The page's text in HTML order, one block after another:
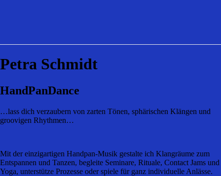
Petra Schmidt
HandPanDance
…lass dich verzaubern von zarten Tönen, sphärischen Klängen und
groovigen Rhythmen…
Mit der einzigartigen Handpan-Musik gestalte ich Klangräume zum
Entspannen und Tanzen, begleite Seminare, Rituale, Contact Jams und
Yoga, unterstütze Prozesse oder spiele für ganz individuelle Anlässe.